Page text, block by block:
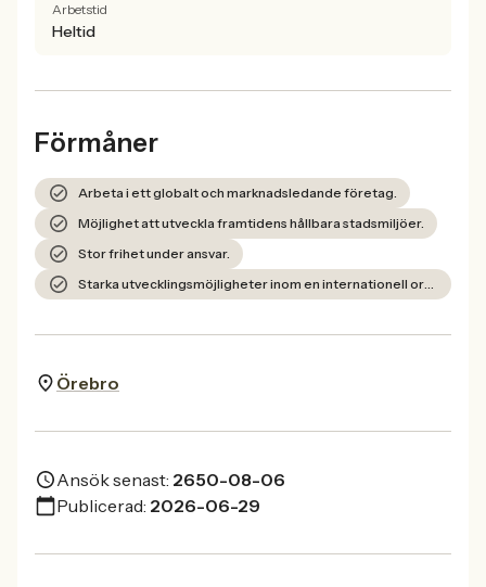
Arbetstid
Heltid
Förmåner
Arbeta i ett globalt och marknadsledande företag.
Möjlighet att utveckla framtidens hållbara stadsmiljöer.
Stor frihet under ansvar.
Starka utvecklingsmöjligheter inom en internationell organisation.
Örebro
Ansök senast: 2650-08-06
Publicerad: 2026-06-29